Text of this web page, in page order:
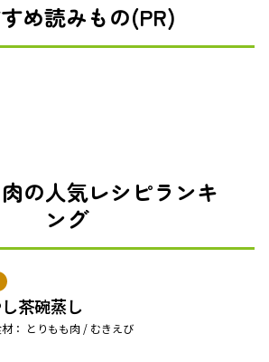
め読みもの(PR)
の人気レシピランキ
ング
茶碗蒸し
： とりもも肉 / むきえび